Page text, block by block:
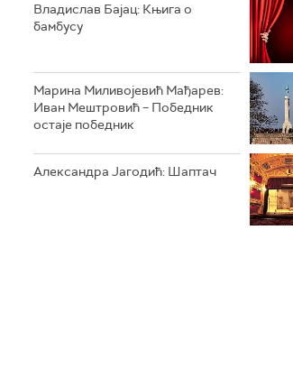
Владислав Бајац: Књига о
бамбусу
Марина Миливојевић Мађарев:
Иван Мештровић – Победник
остаје победник
Александра Јагодић: Шаптач